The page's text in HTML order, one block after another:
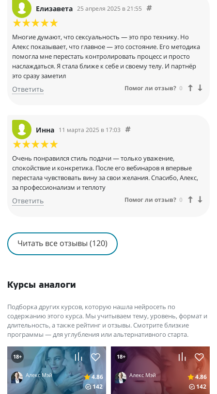
Елизавета 25 апреля 2025 в 21:55
Многие думают, что сексуальность — это про технику. Но
Алекс показывает, что главное — это состояние. Его методика
помогла мне перестать контролировать процесс и просто
наслаждаться. Я стала ближе к себе и своему телу. И партнёр
это сразу заметил
Ответить Помог ли отзыв? 0
Инна 11 марта 2025 в 17:03
Очень понравился стиль подачи — только уважение,
спокойствие и конкретика. После его вебинаров я впервые
перестала чувствовать вину за свои желания. Спасибо, Алекс,
за профессионализм и теплоту
Ответить Помог ли отзыв? 0
Читать все отзывы (120)
Курсы аналоги
Подборка других курсов, которую нашла нейросеть по
содержанию этого курса. Мы учитываем тему, уровень, формат и
длительность, а также рейтинг и отзывы. Смотрите близкие
программы — для углубления или альтернативного старта.
18+
Алекс Мэй
4.86
142
18+
Алекс Мэй
4.86
142